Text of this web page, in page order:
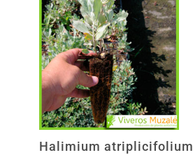
Halimium atriplicifolium